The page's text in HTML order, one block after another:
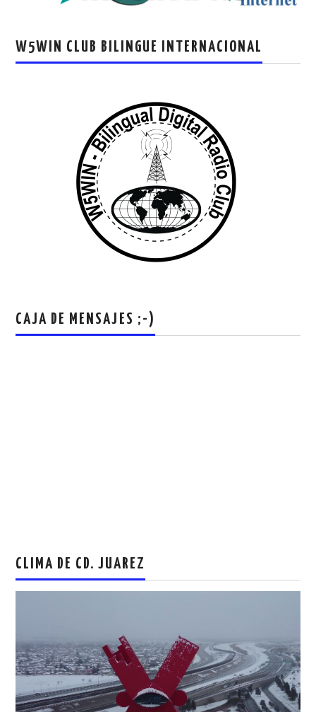
W5WIN CLUB BILINGUE INTERNACIONAL
CAJA DE MENSAJES ;-)
CLIMA DE CD. JUAREZ